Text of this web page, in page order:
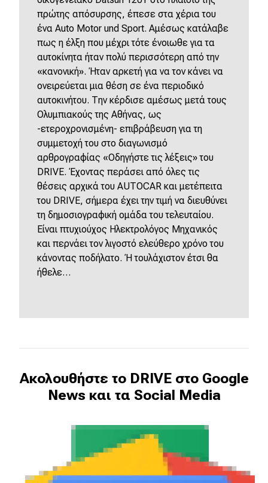
πρώτης απόσυρσης, έπεσε στα χέρια του
ένα Auto Motor und Sport. Αμέσως κατάλαβε
πως η έλξη που μέχρι τότε ένοιωθε για τα
αυτοκίνητα ήταν πολύ περισσότερη από την
«κανονική». Ήταν αρκετή για να τον κάνει να
ονειρεύεται μια θέση σε ένα περιοδικό
αυτοκινήτου. Την κέρδισε αμέσως μετά τους
Ολυμπιακούς της Αθήνας, ως
-ετεροχρονισμένη- επιβράβευση για τη
συμμετοχή του στο διαγωνισμό
αρθρογραφίας «Οδηγήστε τις λέξεις» του
DRIVE. Έχοντας περάσει από όλες τις
θέσεις αρχικά του AUTOCAR και μετέπειτα
του DRIVE, σήμερα έχει την τιμή να διευθύνει
τη δημοσιογραφική ομάδα του τελευταίου.
Είναι πτυχιούχος Ηλεκτρολόγος Μηχανικός
και περνάει τον λιγοστό ελεύθερο χρόνο του
κάνοντας ποδήλατο. Ή τουλάχιστον έτσι θα
ήθελε…
Ακολουθήστε το DRIVE στο Google
News και τα Social Media